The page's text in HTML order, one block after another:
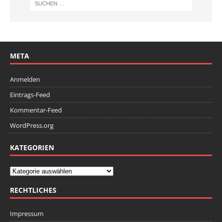
META
Anmelden
Eintrags-Feed
Kommentar-Feed
WordPress.org
KATEGORIEN
RECHTLICHES
Impressum